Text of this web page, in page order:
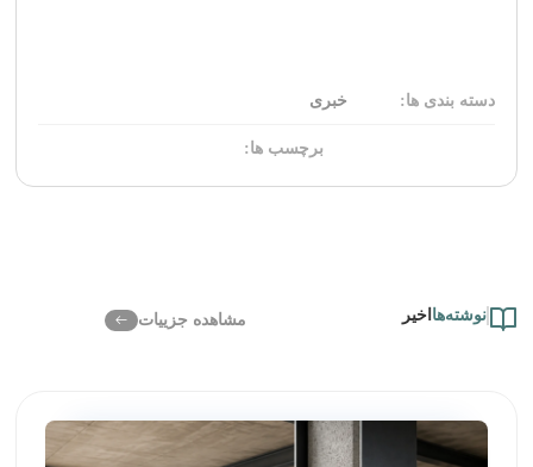
دسته بندی ها: خبری
برچسب ها:
نوشته‌ها اخیر مشاهده جزییات